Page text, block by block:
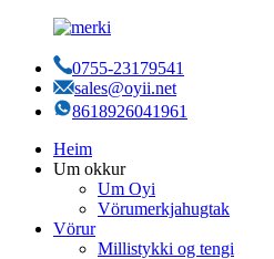
0755-23179541
sales@oyii.net
8618926041961
Heim
Um okkur
Um Oyi
Vörumerkjahugtak
Vörur
Millistykki og tengi